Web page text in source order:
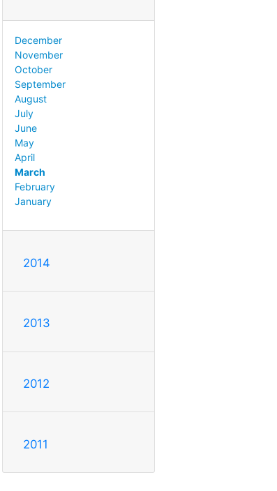
December
November
October
September
August
July
June
May
April
March
February
January
2014
2013
2012
2011